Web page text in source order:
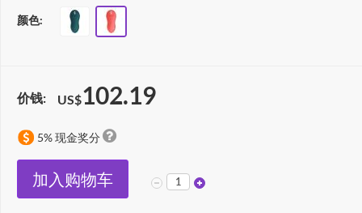
颜色:
价钱: US$102.19
5% 现金奖分
加入购物车